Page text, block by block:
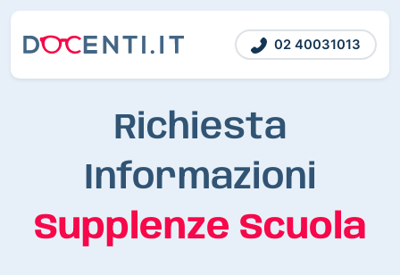
02 40031013
Richiesta
Informazioni
Supplenze Scuola